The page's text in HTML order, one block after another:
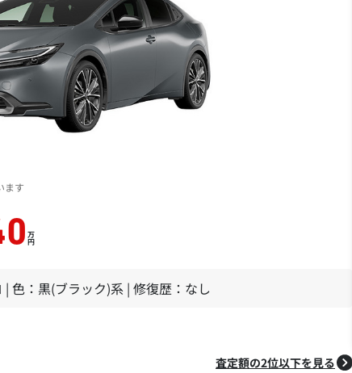
ます
万
円
色：黒(ブラック)系 | 修復歴：なし
査定額の2位以下を見る